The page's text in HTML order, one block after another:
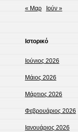
« Μαρ
Ιούν »
Ιστορικό
Ιούνιος 2026
Μάιος 2026
Μάρτιος 2026
Φεβρουάριος 2026
Ιανουάριος 2026